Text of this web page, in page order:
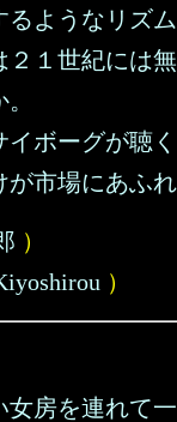
ようなリズ
２１世紀には
イボーグが聴
市場にあふれ
）
）
女房を連れて